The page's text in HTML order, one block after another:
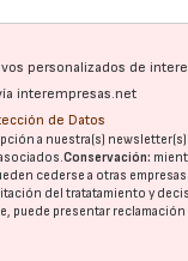
personalizados de
interempresas.net
de Datos
a nuestra(s)
Conservación:
cederse a otras
del tratatamiento y
puede presentar